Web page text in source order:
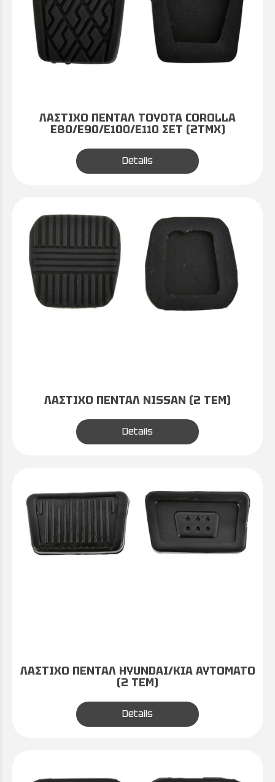
ΛΑΣΤΙΧΟ ΠΕΝΤΑΛ TOYOTA COROLLA
E80/E90/E100/E110 ΣΕΤ (2ΤΜΧ)
Details
ΛΑΣΤΙΧΟ ΠΕΝΤΑΛ NISSAN (2 ΤΕΜ)
Details
ΛΑΣΤΙΧΟ ΠΕΝΤΑΛ HYUNDAI/KIA ΑΥΤΟΜΑΤΟ
(2 ΤΕΜ)
Details